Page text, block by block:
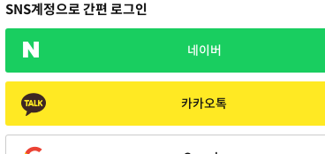
SNS계정으로 간편 로그인
네이버
카카오톡